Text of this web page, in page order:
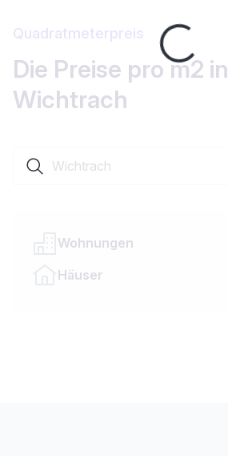
Loading...
Quadratmeterpreis
Die Preise pro m2 in
Wichtrach
Wohnungen
Häuser